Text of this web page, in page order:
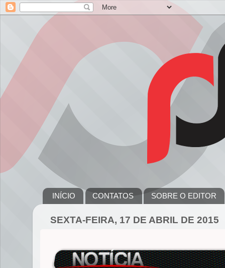
INÍCIO CONTATOS SOBRE O EDITOR
SEXTA-FEIRA, 17 DE ABRIL DE 2015